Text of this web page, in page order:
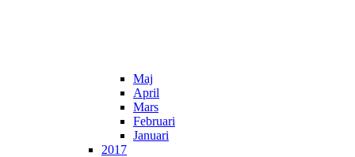
Maj
April
Mars
Februari
Januari
2017